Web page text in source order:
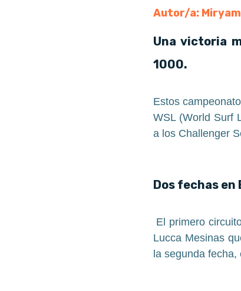
Autor/a:
Una victoria
1000.
Estos
WSL (World Surf
a los Challenger
Dos fechas en
El primero
Lucca Mesinas
la segunda